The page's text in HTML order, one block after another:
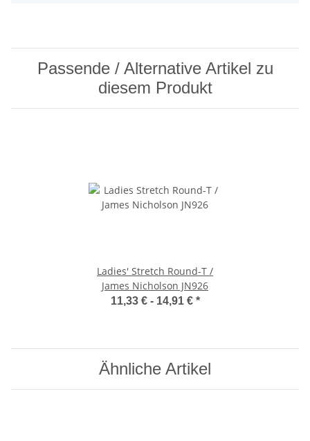
Passende / Alternative Artikel zu
diesem Produkt
Ladies' Stretch Round-T /
James Nicholson JN926
11,33 € - 14,91 € *
Ähnliche Artikel